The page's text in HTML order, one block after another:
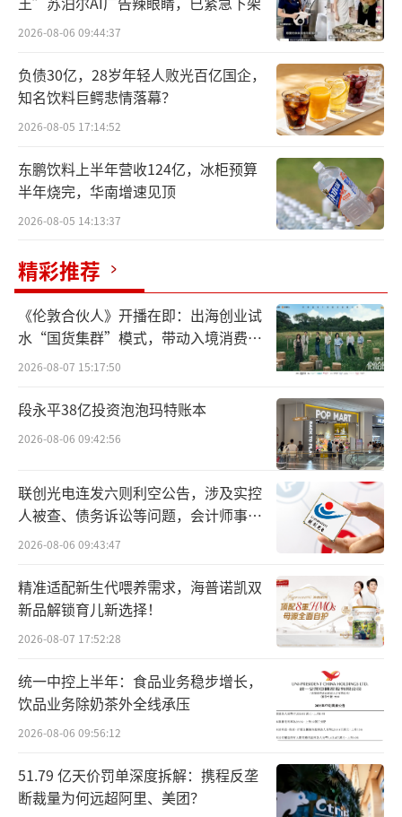
在了解隐私贩卖黑产前，需要了解两个名
词“开盒”“社工库”。
“开盒”一词为网络黑话，也可以称
为“人肉开盒”，是指通过非法手段搜集他人
隐私信息，这里的信息包括但不限于姓名、电
话、身份证号、家庭住址、工作地点、银行流
水、上网记录、开房记录、名下财产等敏感信
息，并将这些信息公开在网络上，引导网民对
被“开盒”者进行网暴，此种行为往往会给受
害者造成巨大精神压力和伤害。
“社工库”的全称是“社会工程学数据
库”，是黑客通过攻击网站、欺诈用户等手段
获取大量个人隐私数据，再整合分析、集中归
档形成的数据库。不法者通过“社工库”等一
系列不法渠道，获取公民私人信息，再经过网
上售卖，以此牟利。
2026-08-06 09:44:37
负债30亿，28岁年轻人败光百亿国企，
知名饮料巨鳄悲情落幕？
2026-08-05 17:14:52
东鹏饮料上半年营收124亿，冰柜预算
半年烧完，华南增速见顶
2026-08-05 14:13:37
精彩推荐
《伦敦合伙人》开播在即：出海创业试
水“国货集群”模式，带动入境消费反
向种草
2026-08-07 15:17:50
段永平38亿投资泡泡玛特账本
2026-08-06 09:42:56
联创光电连发六则利空公告，涉及实控
人被查、债务诉讼等问题，会计师事务
所曾出具“保留意见”
2026-08-06 09:43:47
精准适配新生代喂养需求，海普诺凯双
新品解锁育儿新选择！
2026-08-07 17:52:28
统一中控上半年：食品业务稳步增长，
饮品业务除奶茶外全线承压
2026-08-06 09:56:12
51.79 亿天价罚单深度拆解：携程反垄
断裁量为何远超阿里、美团？